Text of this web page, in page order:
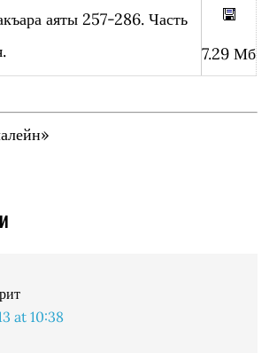
аяты 257-286. Часть
7.29 Мб
at 10:38